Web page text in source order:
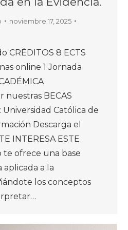
noviembre 17, 2025
CRÉDITOS 8 ECTS
online 1 Jornada
BECAS
Universidad Católica de
Descarga el
INTERESA ESTE
te ofrece una base
aplicada a la
los conceptos